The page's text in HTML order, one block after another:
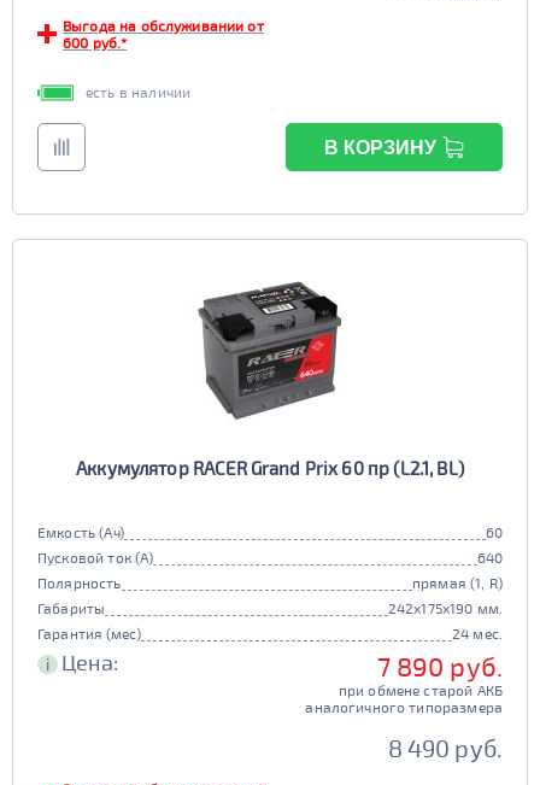
Выгода на обслуживании от
600 руб.*
есть в наличии
В КОРЗИНУ
Аккумулятор RACER Grand Prix 60 пр (L2.1, BL)
Емкость (Ач)
60
Пусковой ток (А)
640
Полярность
прямая (1, R)
Габариты
242x175x190 мм.
Гарантия (мес)
24 мес.
i Цена: 7 890 руб.
при обмене старой АКБ
аналогичного типоразмера
8 490 руб.